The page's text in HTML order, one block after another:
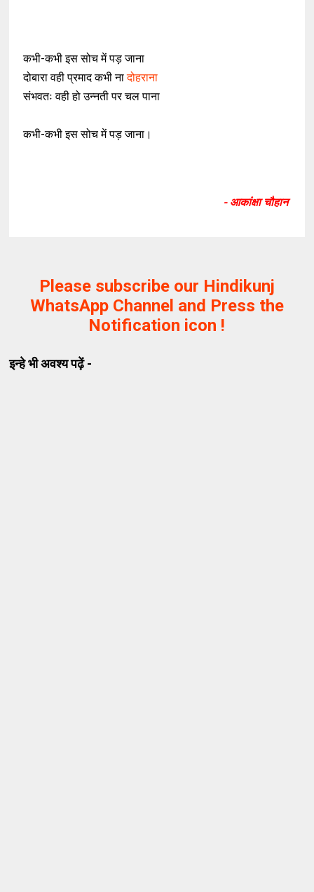
कभी-कभी इस सोच में पड़ जाना
दोबारा वही प्रमाद कभी नादोहराना
संभवतः वही हो उन्नती पर चल पाना
कभी-कभी इस सोच में पड़ जाना।
- आकांक्षा चौहान
Please subscribe our Hindikunj
WhatsApp Channel and Press the
Notification icon !
इन्हे भी अवश्य पढ़ें -